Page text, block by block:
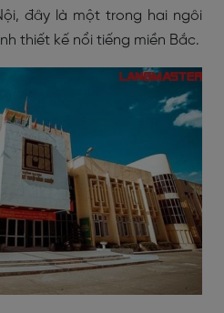
đây là một trong hai ngôi
thiết kế nổi tiếng miền Bắc.